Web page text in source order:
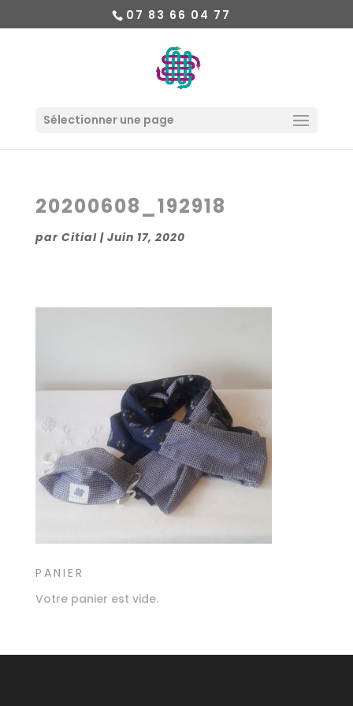
07 83 66 04 77
Sélectionner une page
20200608_192918
par Citial| Juin 17, 2020
PANIER
Votre panier est vide.